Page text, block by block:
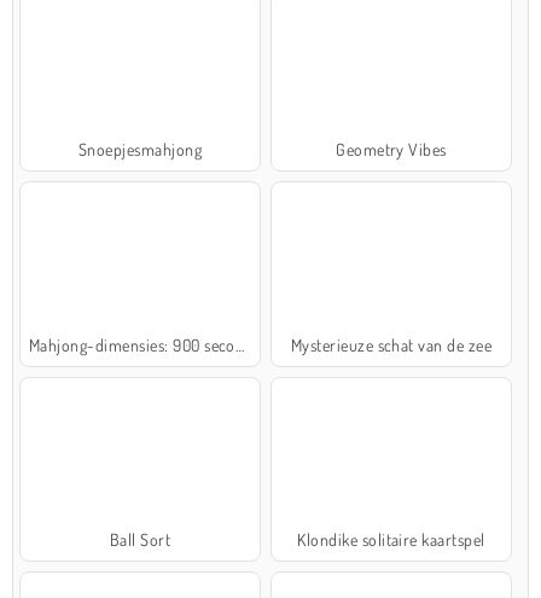
Snoepjesmahjong Geometry Vibes
Mysterieuze schat van de zee
Ball Sort Klondike solitaire kaartspel